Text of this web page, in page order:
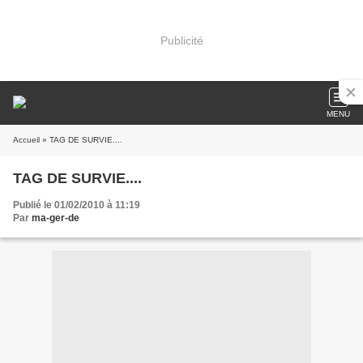
Publicité
MENU
Accueil » TAG DE SURVIE....
TAG DE SURVIE....
Publié le 01/02/2010 à 11:19
Par ma-ger-de